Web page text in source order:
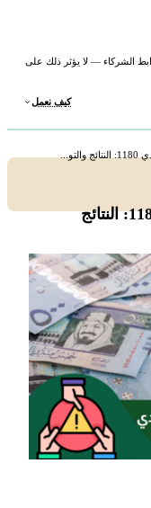
الشركاء — لا يؤثر ذلك على
كيف نعمل
تحليل سهم البنك الأهلي السعودي 1180: النتائج